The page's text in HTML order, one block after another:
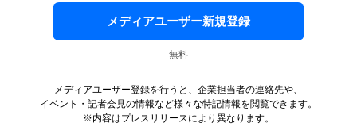
メディアユーザー新規登録
無料
メディアユーザー登録を行うと、企業担当者の連絡先や、
イベント・記者会見の情報など様々な特記情報を閲覧できます。
※内容はプレスリリースにより異なります。